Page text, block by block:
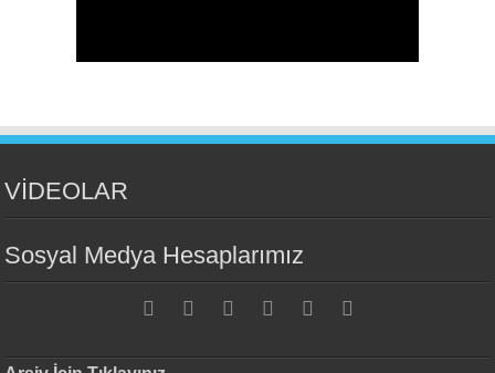
VİDEOLAR
Sosyal Medya Hesaplarımız